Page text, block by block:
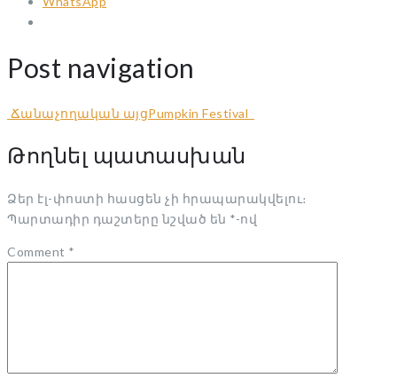
Post navigation
Ճանաչողական այցPumpkin Festival
Թողնել պատասխան
Ձեր էլ-փոստի հասցեն չի հրապարակվելու։
Պարտադիր դաշտերը նշված են *-ով
Comment *